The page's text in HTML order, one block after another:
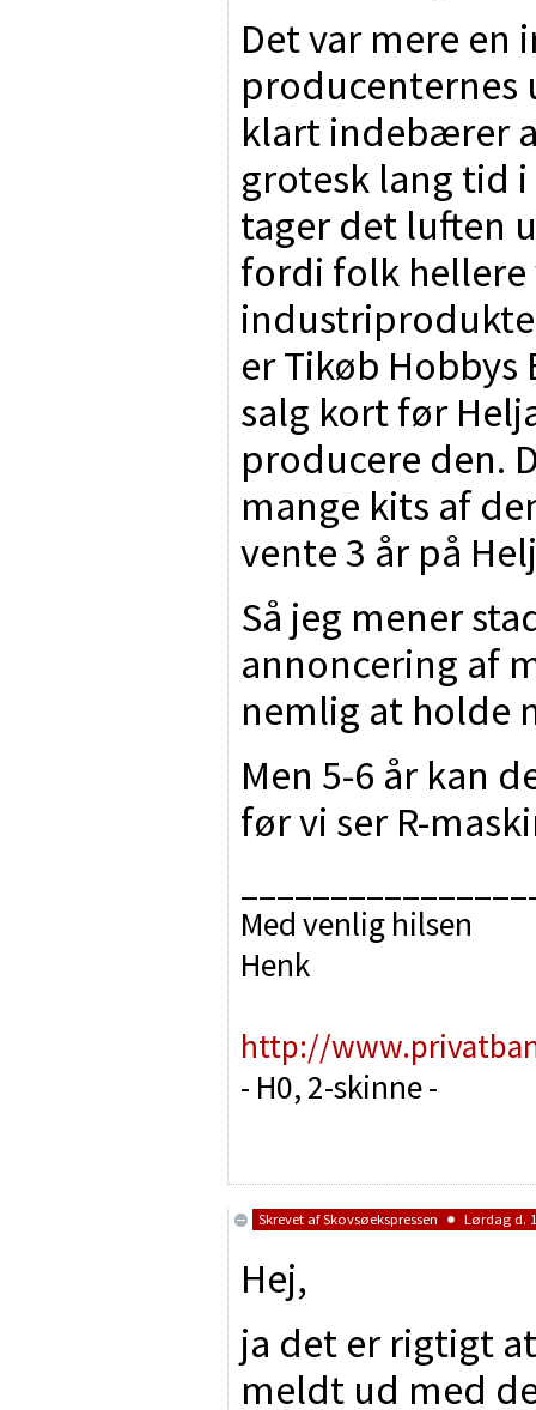
Det var mere
producenternes
klart indebærer
grotesk lang tid
tager det luften
fordi folk hellere
er Tikøb
salg kort før
producere den.
mange kits af
vente 3 år på
Så jeg mener
annoncering af
nemlig at holde
Men 5-6 år kan
før vi ser R-
Med venlig hilsen
Henk
http://
- H0, 2-skinne -
Skrevet afSkovsøekspressen Lørdag d.
Hej,
ja det er rigtigt
meldt ud med